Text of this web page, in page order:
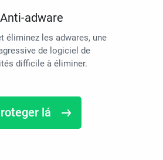
Anti-adware
éliminez les adwares, une
de logiciel de
difficile à éliminer.
lá